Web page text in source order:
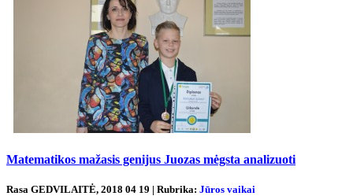
Matematikos mažasis genijus Juozas mėgsta analizuoti
Rasa GEDVILAITĖ, 2018 04 19 | Rubrika: Jūros vaikai